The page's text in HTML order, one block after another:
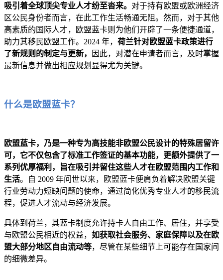
吸引着全球顶尖专业人才纷至沓来。 对于持有欧盟或欧洲经济
区公民身份者而言，在此工作生活畅通无阻。然而，对于其他
高素质的国际人才，欧盟蓝卡则为他们开辟了一条便捷通道，
助力其移民欧盟工作。2024 年， 荷兰针对欧盟蓝卡政策进行
了新规则的制定与更新，
因此，对潜在申请者而言，及时掌握
最新信息并做出相应规划显得尤为关键。
什么是欧盟蓝卡？
欧盟蓝卡，乃是一种专为高技能非欧盟公民设计的特殊居留许
可，它不仅包含了标准工作签证的基本功能，更额外提供了一
系列优厚福利，旨在吸引并留住这些人才在欧盟范围内工作和
生活。自 2009 年问世以来，欧盟蓝卡便肩负着解决欧盟关键
行业劳动力短缺问题的使命，通过简化优秀专业人才的移民流
程，促进人才流动与经济发展。
具体到荷兰，其蓝卡制度允许持卡人自由工作、居住，并享受
与欧盟公民相近的权益， 如获取社会服务、家庭保障以及在欧
盟大部分地区自由流动等，尽管在某些细节上可能存在国家间
的细微差异。